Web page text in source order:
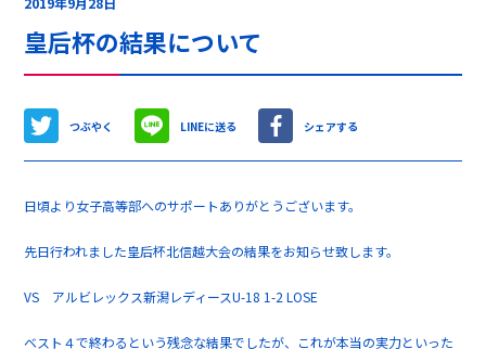
皇后杯の結果について
つぶやく LINEに送る シェアする
日頃より女子高等部へのサポートありがとうございます。
先日行われました皇后杯北信越大会の結果をお知らせ致します。
VS アルビレックス新潟レディースU-18 1-2 LOSE
ベスト４で終わるという残念な結果でしたが、これが本当の実力といった